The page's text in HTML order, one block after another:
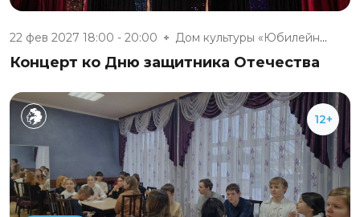
22 фев 2027 18:00 - 20:00 Дом культуры «Юбилейный» п. Бе...
Концерт ко Дню защитника Отечества
12+